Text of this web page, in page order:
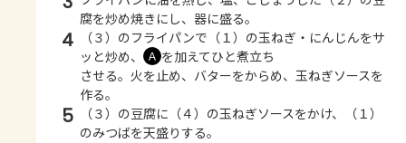
腐を炒め焼きにし、器に盛る。
4
（３）のフライパンで（１）の玉ねぎ・にんじんをサ
ッと炒め、
Ａ を加えてひと煮立ち
させる。火を止め、バターをからめ、玉ねぎソースを
作る。
5
（３）の豆腐に（４）の玉ねぎソースをかけ、（１）
のみつばを天盛りする。